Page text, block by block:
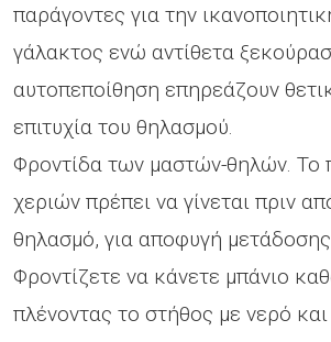
παράγοντες για την
γάλακτος ενώ αντίθετα
αυτοπεποίθηση επηρεάζουν
επιτυχία του θηλασμού.
Φροντίδα των μαστών-θηλών. Το
χεριών πρέπει να γίνεται πριν
θηλασμό, για αποφυγή
Φροντίζετε να κάνετε μπάνιο
πλένοντας το στήθος με νερό